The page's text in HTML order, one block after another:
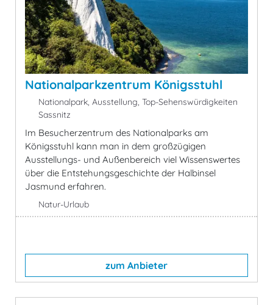
Nationalparkzentrum Königsstuhl
Nationalpark, Ausstellung, Top-Sehenswürdigkeiten
Sassnitz
Im Besucherzentrum des Nationalparks am
Königsstuhl kann man in dem großzügigen
Ausstellungs- und Außenbereich viel Wissenswertes
über die Entstehungsgeschichte der Halbinsel
Jasmund erfahren.
Natur-Urlaub
zum Anbieter